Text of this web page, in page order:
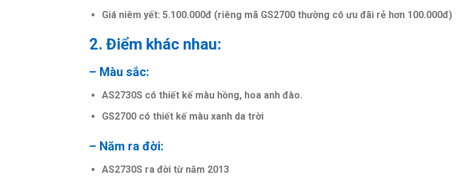
Giá niêm yết: 5.100.000đ (riêng mã GS2700 thường có ưu đãi rẻ hơn 100.000đ)
2. Điểm khác nhau:
– Màu sắc:
AS2730S có thiết kế màu hồng, hoa anh đào.
GS2700 có thiết kế màu xanh da trời
– Năm ra đời:
AS2730S ra đời từ năm 2013